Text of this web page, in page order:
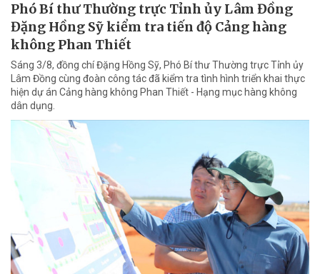
Phó Bí thư Thường trực Tỉnh ủy Lâm Đồng
Đặng Hồng Sỹ kiểm tra tiến độ Cảng hàng
không Phan Thiết
Sáng 3/8, đồng chí Đặng Hồng Sỹ, Phó Bí thư Thường trực Tỉnh ủy
Lâm Đồng cùng đoàn công tác đã kiểm tra tình hình triển khai thực
hiện dự án Cảng hàng không Phan Thiết - Hạng mục hàng không
dân dụng.